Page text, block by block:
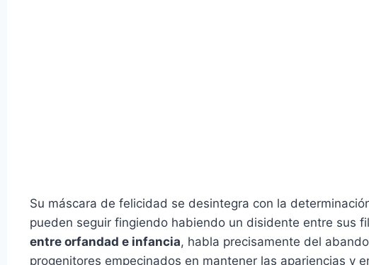
Su máscara de felicidad se desintegra con la
pueden seguir fingiendo habiendo un disidente entre sus
entre orfandad e infancia, habla precisamente del
progenitores empecinados en mantener las apariencias y